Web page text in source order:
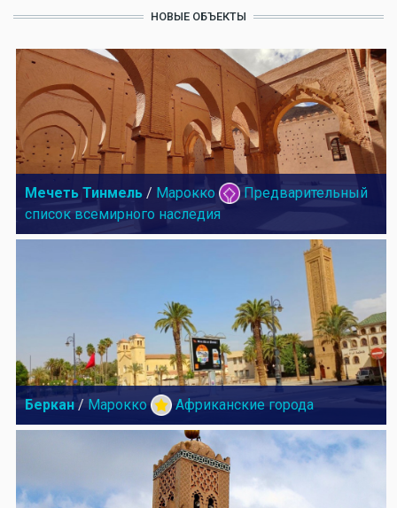
НОВЫЕ ОБЪЕКТЫ
Мечеть Тинмель / Марокко
Предварительный
список всемирного наследия
Беркан / Марокко Африканские города